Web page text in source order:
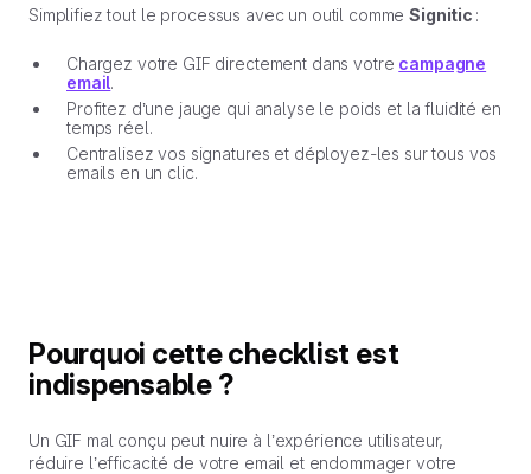
Simplifiez tout le processus avec un outil commeSignitic :
Chargez votre GIF directement dans votre campagne
email.
Profitez d’une jauge qui analyse le poids et la fluidité en
temps réel.
Centralisez vos signatures et déployez-les sur tous vos
emails en un clic.
Pourquoi cette checklist est
indispensable ?
Un GIF mal conçu peut nuire à l’expérience utilisateur,
réduire l’efficacité de votre email et endommager votre